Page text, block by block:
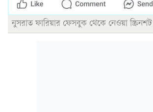
নুসরাত ফারিয়ার ফেসবুক থেকে নেওয়া